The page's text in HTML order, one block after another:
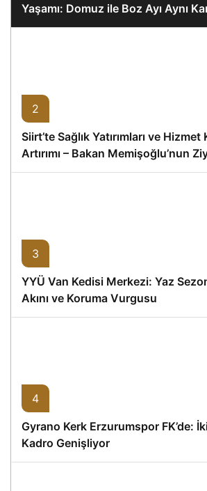
Yaşamı: Domuz ile Boz Ayı Aynı
2
Siirt’te Sağlık Yatırımları ve
Artırımı – Bakan Memişoğlu’nun
3
YYÜ Van Kedisi Merkezi: Yaz
Akını ve Koruma Vurgusu
4
Gyrano Kerk Erzurumspor FK’de:
Kadro Genişliyor